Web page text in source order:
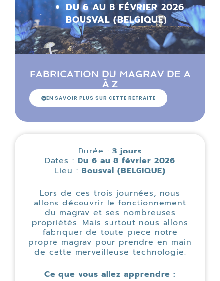
DU 6 AU 8 FÉVRIER 2026
BOUSVAL (BELGIQUE)
FABRICATION DU MAGRAV DE A
À Z
EN SAVOIR PLUS SUR CETTE RETRAITE
Durée : 3 jours
Dates : Du 6 au 8 février 2026
Lieu : Bousval (BELGIQUE)
Lors de ces trois journées, nous
allons découvrir le fonctionnement
du magrav et ses nombreuses
propriétés. Mais surtout nous allons
fabriquer de toute pièce notre
propre magrav pour prendre en main
de cette merveilleuse technologie.
Ce que vous allez apprendre :